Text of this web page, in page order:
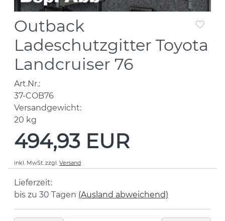
Outback
Ladeschutzgitter Toyota
Landcruiser 76
Art.Nr.:
37-COB76
Versandgewicht:
20 kg
494,93 EUR
inkl. MwSt. zzgl. Versand
Lieferzeit:
bis zu 30 Tagen (Ausland abweichend)